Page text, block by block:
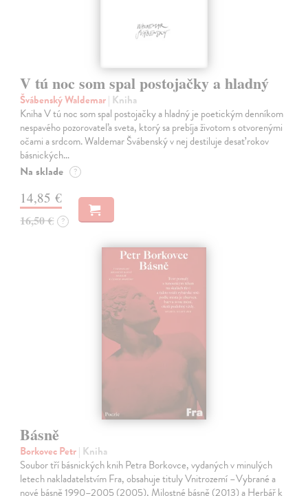
V tú noc som spal postojačky a hladný
Švábenský Waldemar| Kniha
Kniha V tú noc som spal postojačky a hladný je poetickým denníkom
nespavého pozorovateľa sveta, ktorý sa prebíja životom s otvorenými
očami a srdcom. Waldemar Švábenský v nej destiluje desať rokov
básnických…
Na sklade ?
14,85 €
16,50 € ?
Básně
Borkovec Petr| Kniha
Soubor tří básnických knih Petra Borkovce, vydaných v minulých
letech nakladatelstvím Fra, obsahuje tituly Vnitrozemí –Vybrané a
nové básně 1990–2005 (2005), Milostné básně (2013) a Herbář k